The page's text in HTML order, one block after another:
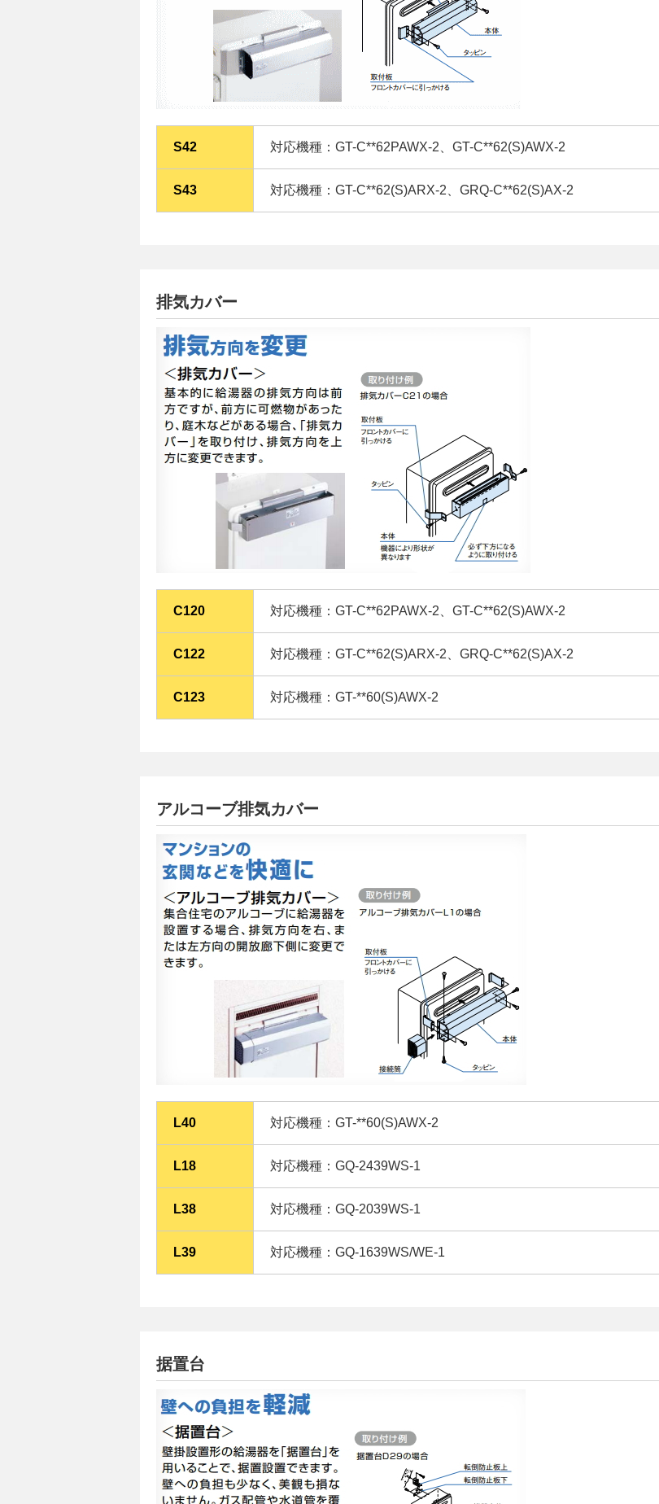
S42 対応機種：GT-C**62PAWX-2、GT-C**62(S)AWX-2
S43 対応機種：GT-C**62(S)ARX-2、GRQ-C**62(S)AX-2
排気カバー
C120 対応機種：GT-C**62PAWX-2、GT-C**62(S)AWX-2
C122 対応機種：GT-C**62(S)ARX-2、GRQ-C**62(S)AX-2
C123 対応機種：GT-**60(S)AWX-2
アルコーブ排気カバー
L40 対応機種：GT-**60(S)AWX-2
L18 対応機種：GQ-2439WS-1
L38 対応機種：GQ-2039WS-1
L39 対応機種：GQ-1639WS/WE-1
据置台